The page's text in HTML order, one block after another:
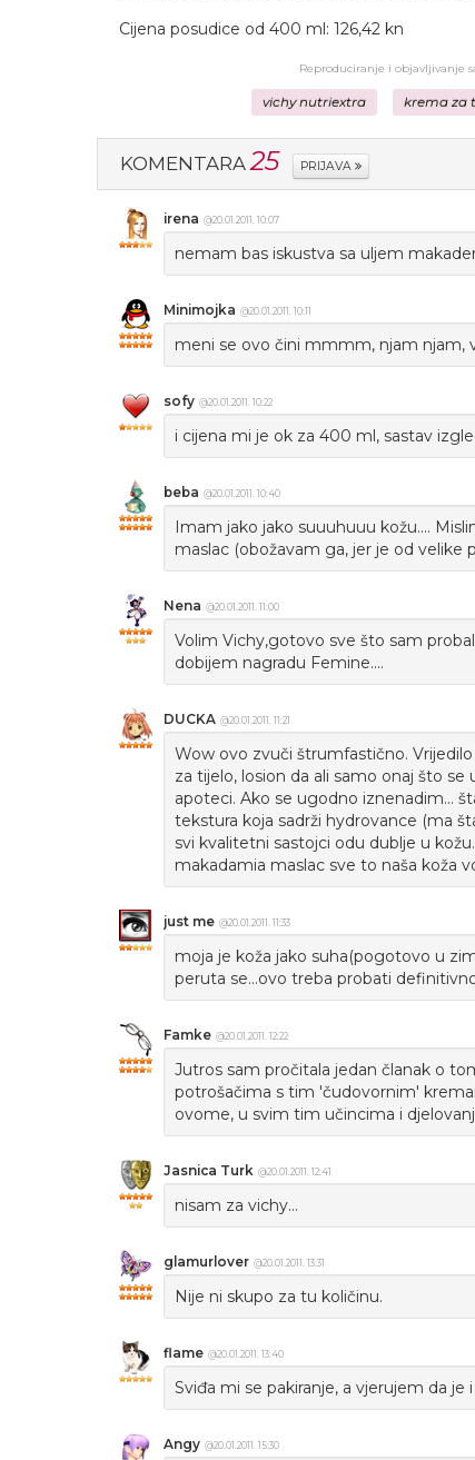
Cijena posudice od 400 ml: 126,42 kn
Reproduciranje i objavljivanje
vichy nutriextra krema za
KOMENTARA25 PRIJAVA
irena @20.01.2011. 10:07
nemam bas iskustva sa uljem
Minimojka @20.01.2011. 10:11
meni se ovo čini mmmm, njam njam,
sofy @20.01.2011. 10:22
i cijena mi je ok za 400 ml, sastav
beba @20.01.2011. 10:40
Imam jako jako suuuhuuu kožu....
maslac (obožavam ga, jer je od velike
Nena @20.01.2011. 11:00
Volim Vichy,gotovo sve što sam
dobijem nagradu Femine....
DUCKA @20.01.2011. 11:21
Wow ovo zvuči štrumfastično.
za tijelo, losion da ali samo onaj što
apoteci. Ako se ugodno iznenadim...
tekstura koja sadrži hydrovance (ma
svi kvalitetni sastojci odu dublje u
makadamia maslac sve to naša koža
just me @20.01.2011. 11:33
moja je koža jako suha(pogotovo u
peruta se...ovo treba probati
Famke @20.01.2011. 12:22
Jutros sam pročitala jedan članak o
potrošačima s tim 'čudovornim'
ovome, u svim tim učincima i
Jasnica Turk @20.01.2011. 12:41
nisam za vichy...
glamurlover @20.01.2011. 13:31
Nije ni skupo za tu količinu.
flame @20.01.2011. 13:40
Sviđa mi se pakiranje, a vjerujem da je
Angy @20.01.2011. 15:30